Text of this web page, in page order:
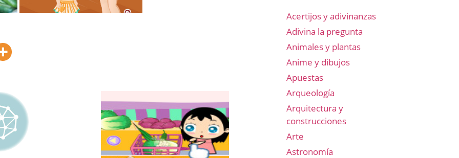
Acertijos y adivinanzas
Adivina la pregunta
Animales y plantas
Anime y dibujos
Apuestas
Arqueología
Arquitectura y
construcciones
Arte
Astronomía